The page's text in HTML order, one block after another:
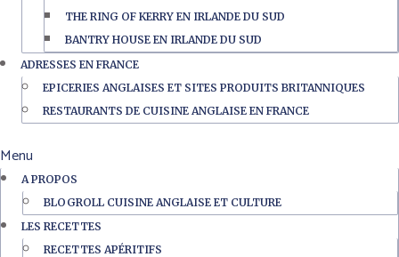
THE RING OF KERRY EN IRLANDE DU SUD
BANTRY HOUSE EN IRLANDE DU SUD
ADRESSES EN FRANCE
EPICERIES ANGLAISES ET SITES PRODUITS BRITANNIQUES
RESTAURANTS DE CUISINE ANGLAISE EN FRANCE
Menu
A PROPOS
BLOGROLL CUISINE ANGLAISE ET CULTURE
LES RECETTES
RECETTES APÉRITIFS